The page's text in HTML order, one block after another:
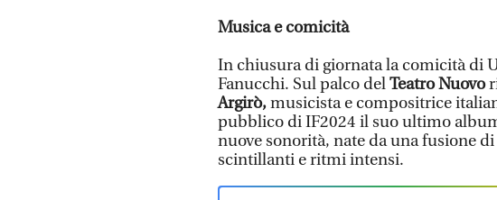
Musica e comicità
In chiusura di giornata la comicità di
Fanucchi. Sul palco delTeatro Nuovo
Argirò,musicista e compositrice
pubblico di IF2024 il suo ultimo
nuove sonorità, nate da una fusione
scintillanti e ritmi intensi.